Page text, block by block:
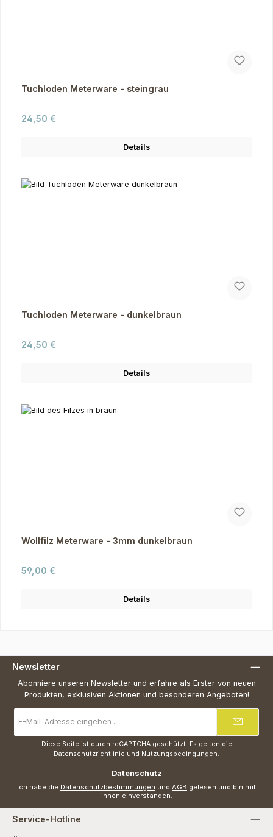
Tuchloden Meterware - steingrau
Regulärer Preis:
24,50 €
Details
Tuchloden Meterware - dunkelbraun
Regulärer Preis:
24,50 €
Details
Wollfilz Meterware - 3mm dunkelbraun
Regulärer Preis:
59,00 €
Details
Newsletter
Abonniere unseren Newsletter und erfahre als Erster von neuen
Produkten, exklusiven Aktionen und besonderen Angeboten!
Mail-
Adresse
Diese Seite ist durch reCAPTCHA geschützt. Es gelten die
Datenschutzrichtlinie und Nutzungsbedingungen.
Datenschutz
Ich habe die Datenschutzbestimmungen und AGB gelesen und bin mit
ihnen einverstanden.
Service-Hotline